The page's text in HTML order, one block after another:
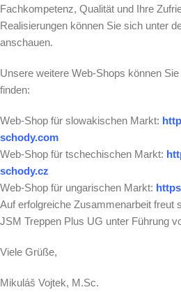
Fachkompetenz, Qualität und Ihre
Realisierungen können Sie sich unter
anschauen.
Unsere weitere Web-Shops können
finden:
Web-Shop für slowakischen Markt:
schody.com
Web-Shop für tschechischen Markt:
schody.cz
Web-Shop für ungarischen Markt:
Auf erfolgreiche Zusammenarbeit freut
JSM Treppen Plus UG unter Führung
Viele Grüße,
Mikuláš Vojtek, M.Sc.